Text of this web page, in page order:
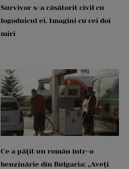
Survivor s-a căsătorit civil cu
logodnicul ei. Imagini cu cei doi
miri
Ce a pățit un român într-o
benzinărie din Bulgaria: „Aveți